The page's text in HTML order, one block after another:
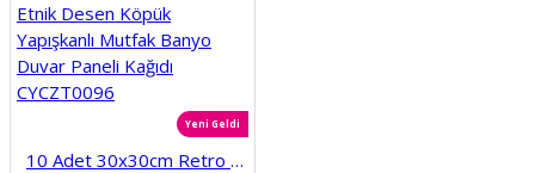
Yeni Geldi
10 Adet 30x30cm Retro Etnik Desen Köpük Yapışkanlı Mutfak Banyo Duvar Paneli Kağıdı CYCZT0096